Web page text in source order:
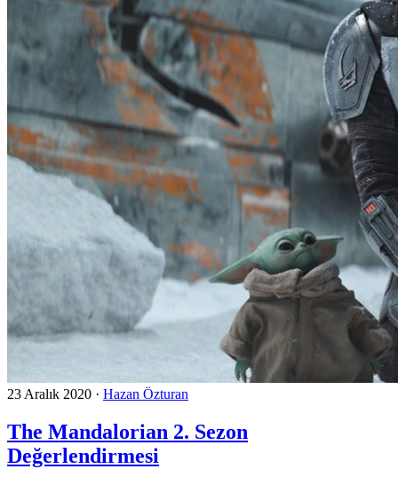
23 Aralık 2020 · Hazan Özturan
The Mandalorian 2. Sezon
Değerlendirmesi